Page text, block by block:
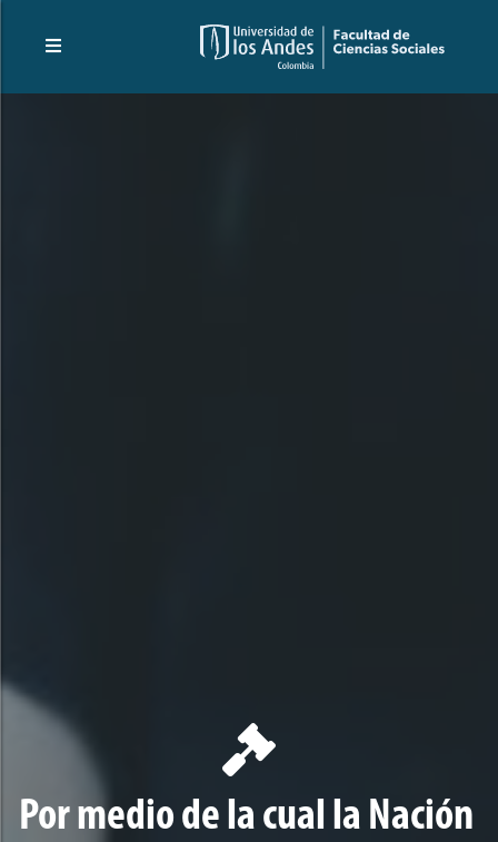
Por medio de la cual la Nación